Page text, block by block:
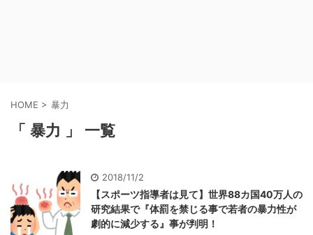
HOME > 暴力
「 暴力 」 一覧
2018/11/2
【スポーツ指導者は見て】世界88カ国40万人の
研究結果で『体罰を禁じる事で若者の暴力性が
劇的に減少する』事が判明！